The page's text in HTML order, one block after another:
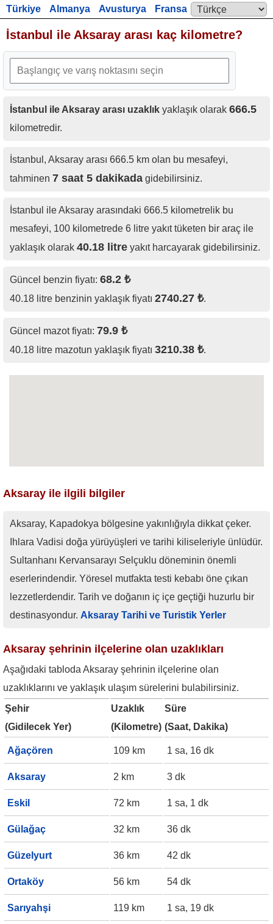
Language:
Türkiye Almanya Avusturya
Fransa
İngiltere
İstanbul ile Aksaray arası kaç kilometre?
İstanbul ile Aksaray arası uzaklık yaklaşık olarak 666.5
kilometredir.
İstanbul, Aksaray arası 666.5 km olan bu mesafeyi,
tahminen 7 saat 5 dakikada gidebilirsiniz.
İstanbul ile Aksaray arasındaki 666.5 kilometrelik bu
mesafeyi, 100 kilometrede 6 litre yakıt tüketen bir araç ile
yaklaşık olarak 40.18 litre yakıt harcayarak gidebilirsiniz.
Güncel benzin fiyatı: 68.2 ₺
40.18 litre benzinin yaklaşık fiyatı 2740.27 ₺.
Güncel mazot fiyatı: 79.9 ₺
40.18 litre mazotun yaklaşık fiyatı 3210.38 ₺.
Aksaray ile ilgili bilgiler
Aksaray, Kapadokya bölgesine yakınlığıyla dikkat çeker.
Ihlara Vadisi doğa yürüyüşleri ve tarihi kiliseleriyle ünlüdür.
Sultanhanı Kervansarayı Selçuklu döneminin önemli
eserlerindendir. Yöresel mutfakta testi kebabı öne çıkan
lezzetlerdendir. Tarih ve doğanın iç içe geçtiği huzurlu bir
destinasyondur. Aksaray Tarihi ve Turistik Yerler
Aksaray şehrinin ilçelerine olan uzaklıkları
Aşağıdaki tabloda Aksaray şehrinin ilçelerine olan
uzaklıklarını ve yaklaşık ulaşım sürelerini bulabilirsiniz.
Şehir
(Gidilecek Yer)
Uzaklık
(Kilometre)
Süre
(Saat, Dakika)
Ağaçören 109 km 1 sa, 16 dk
Aksaray 2 km 3 dk
Eskil 72 km 1 sa, 1 dk
Gülağaç 32 km 36 dk
Güzelyurt 36 km 42 dk
Ortaköy 56 km 54 dk
Sarıyahşi 119 km 1 sa, 19 dk